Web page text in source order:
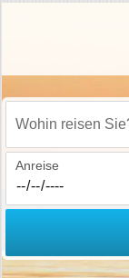
Wohin reisen Sie?
Anreise